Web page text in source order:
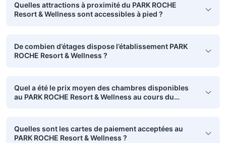
Quelles attractions à proximité du PARK ROCHE
Resort & Wellness sont accessibles à pied ?
De combien d’étages dispose l’établissement PARK
ROCHE Resort & Wellness ?
Quel a été le prix moyen des chambres disponibles
au PARK ROCHE Resort & Wellness au cours du
Quelles sont les cartes de paiement acceptées au
PARK ROCHE Resort & Wellness ?